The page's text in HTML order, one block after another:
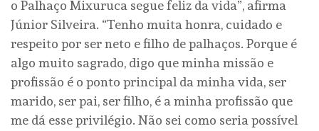
o Palhaço Mixuruca segue feliz da vida”, afirma
Júnior Silveira. “Tenho muita honra, cuidado e
respeito por ser neto e filho de palhaços. Porque é
algo muito sagrado, digo que minha missão e
profissão é o ponto principal da minha vida, ser
marido, ser pai, ser filho, é a minha profissão que
me dá esse privilégio. Não sei como seria possível